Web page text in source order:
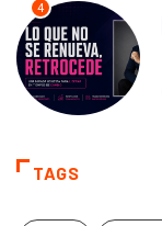
4
TAGS